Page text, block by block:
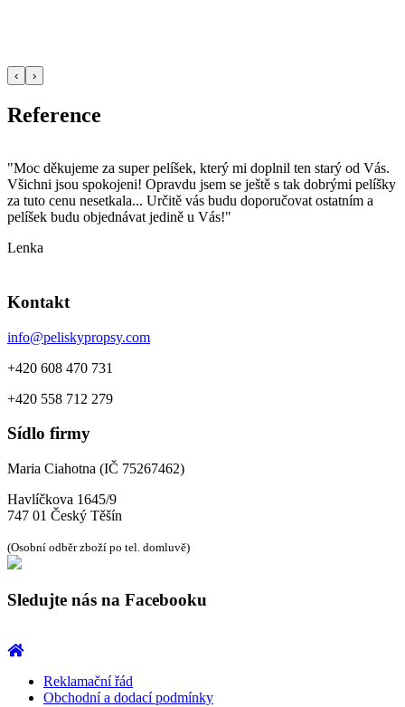
‹ ›
Reference
"Moc děkujeme za super pelíšek, který mi doplnil ten starý od Vás.
Všichni jsou spokojeni! Opravdu jsem se ještě s tak dobrými pelíšky
za tuto cenu nesetkala... Určitě vás budu doporučovat ostatním a
pelíšek budu objednávat jedině u Vás!"
Lenka
Kontakt
info@peliskypropsy.com
+420 608 470 731
+420 558 712 279
Sídlo firmy
Maria Ciahotna (IČ 75267462)
Havlíčkova 1645/9
747 01 Český Těšín
(Osobní odběr zboží po tel. domluvě)
Sledujte nás na Facebooku
Reklamační řád
Obchodní a dodací podmínky